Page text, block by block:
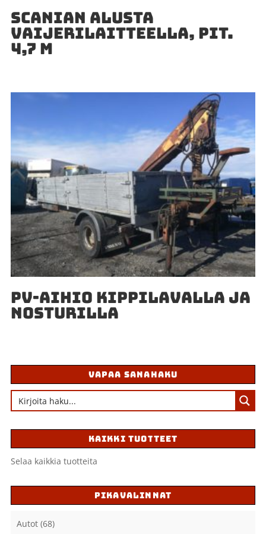
SCANIAN ALUSTA
VAIJERILAITTEELLA, PIT.
4,7 M
PV-AIHIO KIPPILAVALLA JA
NOSTURILLA
VAPAA SANAHAKU
KAIKKI TUOTTEET
Selaa kaikkia tuotteita
PIKAVALINNAT
Autot (68)